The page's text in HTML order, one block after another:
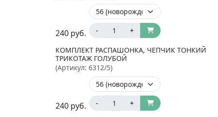
240 руб. - +
КОМПЛЕКТ РАСПАШОНКА, ЧЕПЧИК ТОНКИЙ
ТРИКОТАЖ ГОЛУБОЙ
(Артикул: 6312/5)
240 руб. - +